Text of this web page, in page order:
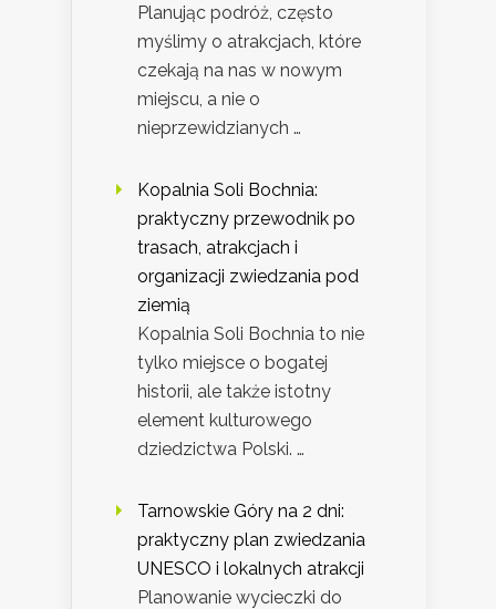
Planując podróż, często
myślimy o atrakcjach, które
czekają na nas w nowym
miejscu, a nie o
nieprzewidzianych …
Kopalnia Soli Bochnia:
praktyczny przewodnik po
trasach, atrakcjach i
organizacji zwiedzania pod
ziemią
Kopalnia Soli Bochnia to nie
tylko miejsce o bogatej
historii, ale także istotny
element kulturowego
dziedzictwa Polski. …
Tarnowskie Góry na 2 dni:
praktyczny plan zwiedzania
UNESCO i lokalnych atrakcji
Planowanie wycieczki do